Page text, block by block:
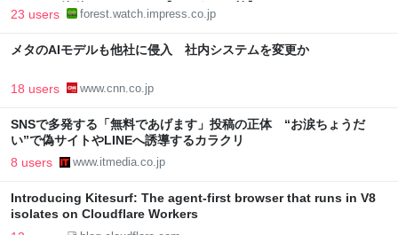
ータなら簡単にできるかも【やじうまの杜】
23 users forest.watch.impress.co.jp
メタのAIモデルも他社に侵入 社内システムを変更か
18 users www.cnn.co.jp
SNSで多発する「無料であげます」投稿の正体 “お涙ちょうだ
い”で偽サイトやLINEへ誘導するカラクリ
8 users www.itmedia.co.jp
Introducing Kitesurf: The agent-first browser that runs in V8
isolates on Cloudflare Workers